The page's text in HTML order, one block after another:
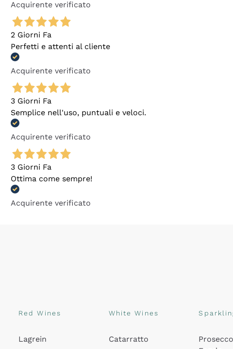
Acquirente verificato
2 Giorni Fa
Perfetti e attenti al cliente
Acquirente verificato
3 Giorni Fa
Semplice nell'uso, puntuali e veloci.
Acquirente verificato
3 Giorni Fa
Ottima come sempre!
Acquirente verificato
Red Wines
Lagrein
White Wines
Catarratto